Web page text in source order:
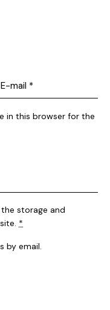
in this browser for the
storage and
*
by email.